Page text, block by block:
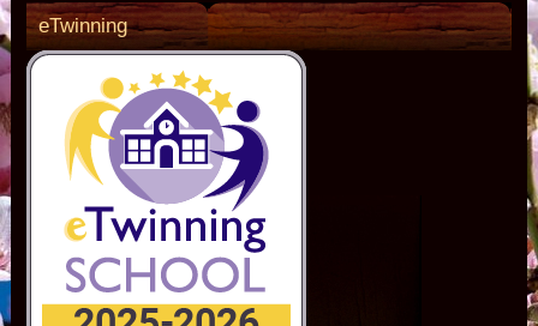
eTwinning